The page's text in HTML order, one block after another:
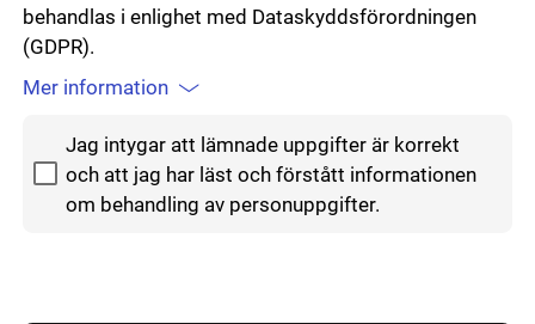
behandlas i enlighet med Dataskyddsförordningen
(GDPR).
Mer information
Godkänn hantering av personuppgifter
Jag intygar att lämnade uppgifter är korrekt
och att jag har läst och förstått informationen
om behandling av personuppgifter.